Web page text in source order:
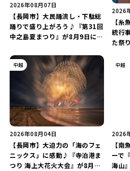
2026年08月07日
【長岡市】大民踊流し・下駄総
踊りで盛り上がろう♪『第31回
中之島夏まつり』が8月9日に開
手”のシュート対決は必見♪
2026
【糸
統行
た祭
を
中越
2026年08月04日
【長岡市】大迫力の「海のフェ
ニックス」に感動♪『寺泊港ま
つり 海上大花火大会』が8月7
中越
2026
【南
ーで
海山